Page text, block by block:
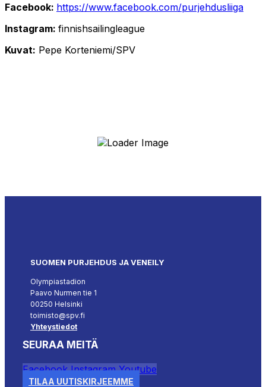
Facebook: https://www.facebook.com/purjehdusliiga
Instagram: finnishsailingleague
Kuvat: Pepe Korteniemi/SPV
SUOMEN PURJEHDUS JA VENEILY
Olympiastadion
Paavo Nurmen tie 1
00250 Helsinki
toimisto@spv.fi
Yhteystiedot
SEURAA MEITÄ
Facebook Instagram Youtube
TILAA UUTISKIRJEEMME